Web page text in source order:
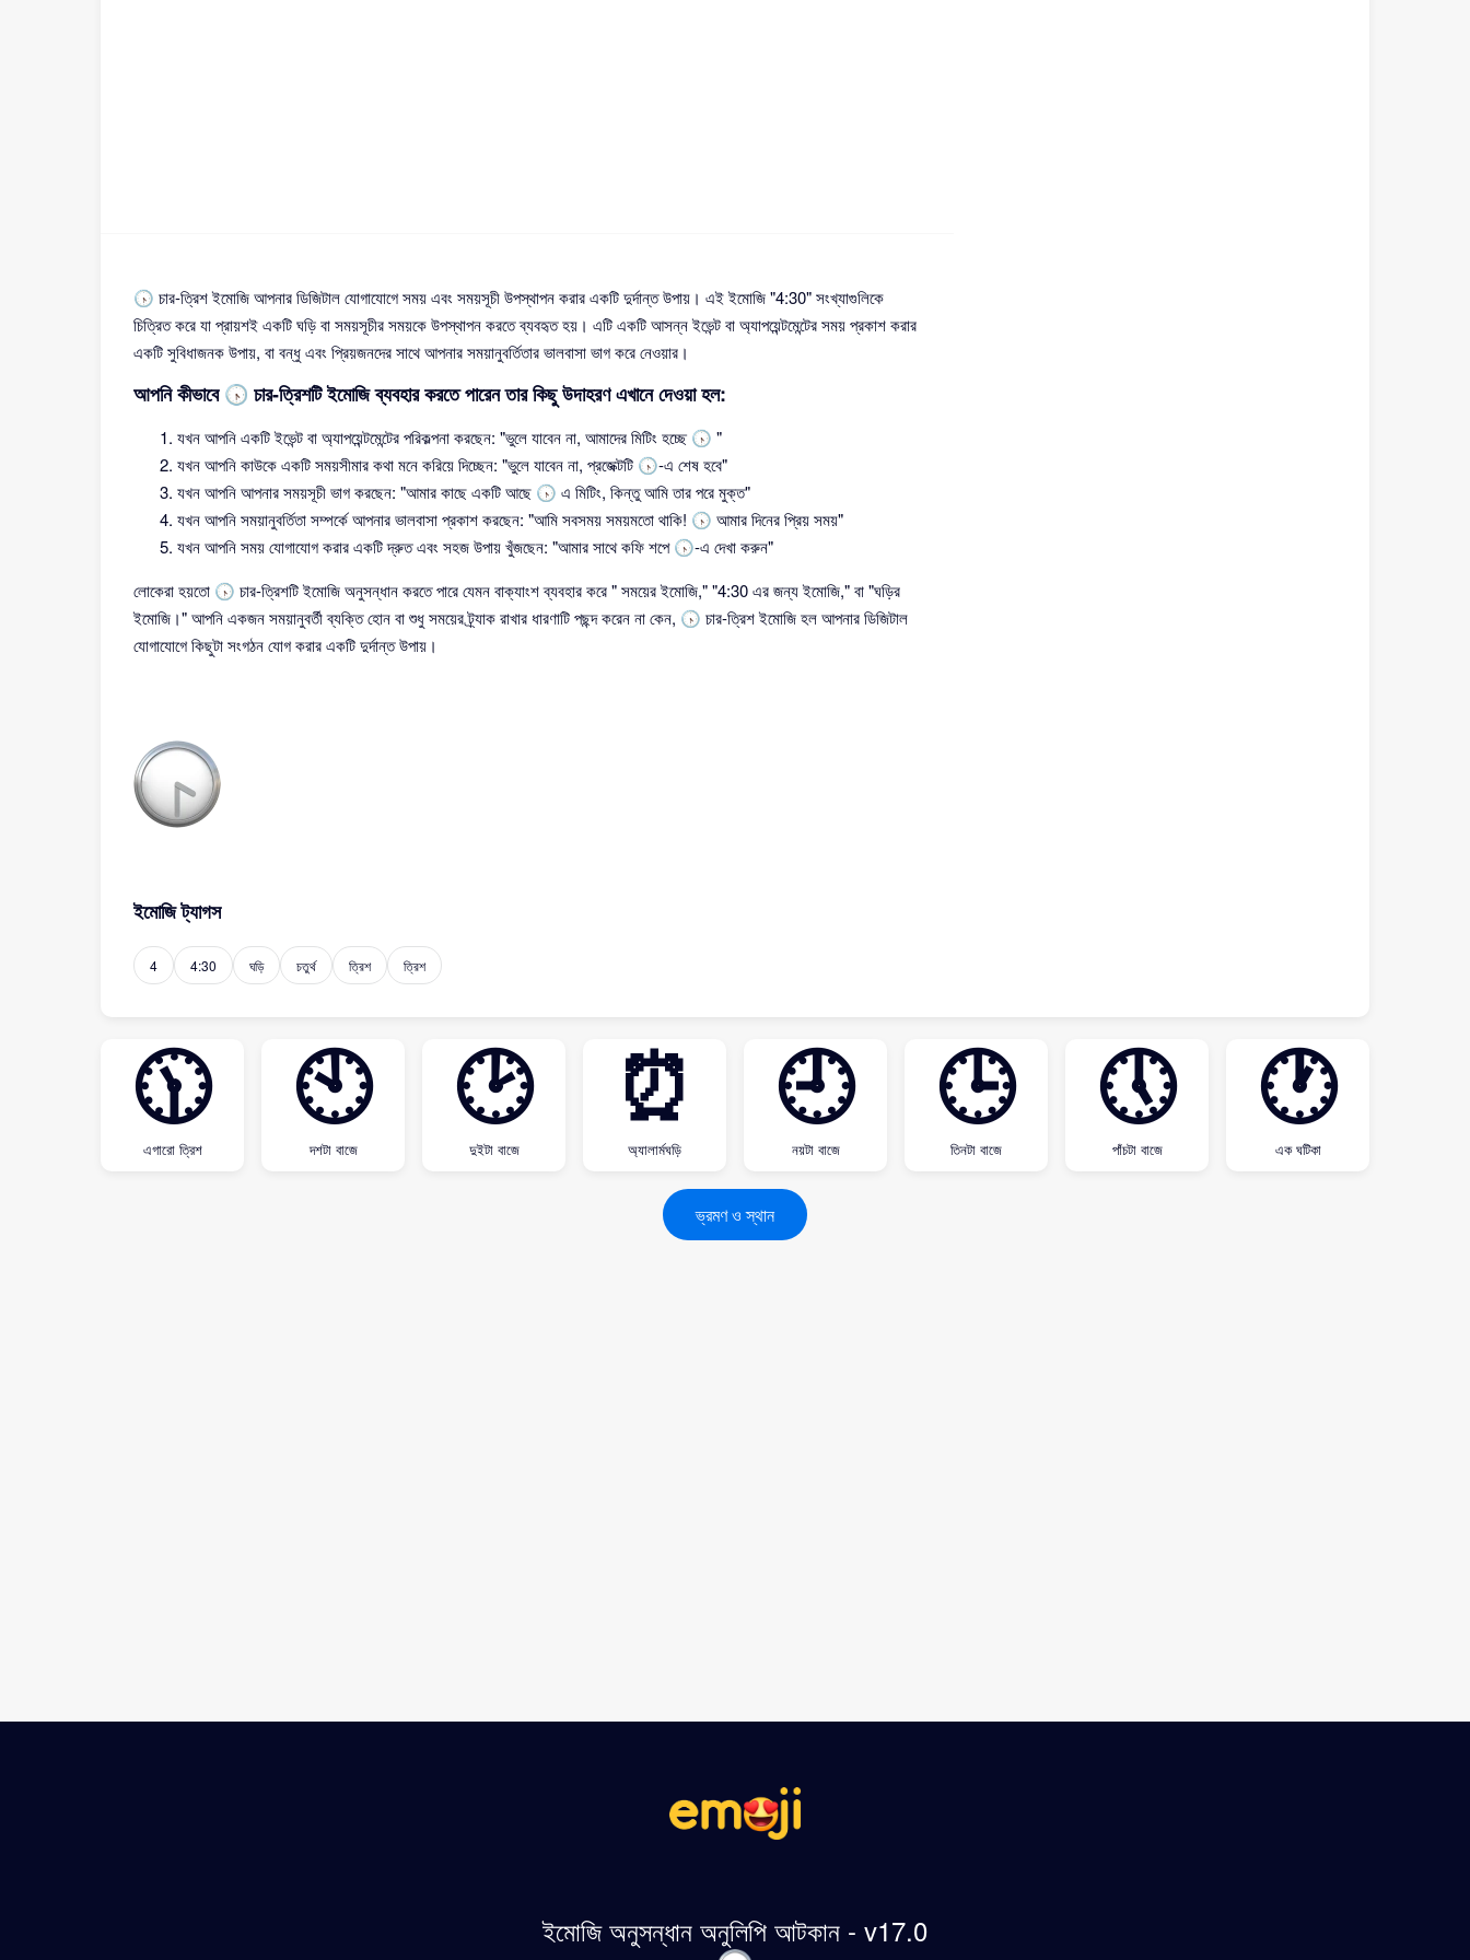
🕟 চার-ত্রিশ ইমোজি আপনার ডিজিটাল যোগাযোগে সময় এবং সময়সূচী উপস্থাপন করার একটি দুর্দান্ত উপায়। এই ইমোজি "4:30" সংখ্যাগুলিকে
চিত্রিত করে যা প্রায়শই একটি ঘড়ি বা সময়সূচীর সময়কে উপস্থাপন করতে ব্যবহৃত হয়। এটি একটি আসন্ন ইভেন্ট বা অ্যাপয়েন্টমেন্টের সময় প্রকাশ করার
একটি সুবিধাজনক উপায়, বা বন্ধু এবং প্রিয়জনদের সাথে আপনার সময়ানুবর্তিতার ভালবাসা ভাগ করে নেওয়ার।
আপনি কীভাবে 🕟 চার-ত্রিশটি ইমোজি ব্যবহার করতে পারেন তার কিছু উদাহরণ এখানে দেওয়া হল:
যখন আপনি একটি ইভেন্ট বা অ্যাপয়েন্টমেন্টের পরিকল্পনা করছেন: "ভুলে যাবেন না, আমাদের মিটিং হচ্ছে 🕟 "
যখন আপনি কাউকে একটি সময়সীমার কথা মনে করিয়ে দিচ্ছেন: "ভুলে যাবেন না, প্রজেক্টটি 🕟-এ শেষ হবে"
যখন আপনি আপনার সময়সূচী ভাগ করছেন: "আমার কাছে একটি আছে 🕟 এ মিটিং, কিন্তু আমি তার পরে মুক্ত"
যখন আপনি সময়ানুবর্তিতা সম্পর্কে আপনার ভালবাসা প্রকাশ করছেন: "আমি সবসময় সময়মতো থাকি! 🕟 আমার দিনের প্রিয় সময়"
যখন আপনি সময় যোগাযোগ করার একটি দ্রুত এবং সহজ উপায় খুঁজছেন: "আমার সাথে কফি শপে 🕟-এ দেখা করুন"
লোকেরা হয়তো 🕟 চার-ত্রিশটি ইমোজি অনুসন্ধান করতে পারে যেমন বাক্যাংশ ব্যবহার করে " সময়ের ইমোজি," "4:30 এর জন্য ইমোজি," বা "ঘড়ির
ইমোজি।" আপনি একজন সময়ানুবর্তী ব্যক্তি হোন বা শুধু সময়ের ট্র্যাক রাখার ধারণাটি পছন্দ করেন না কেন, 🕟 চার-ত্রিশ ইমোজি হল আপনার ডিজিটাল
যোগাযোগে কিছুটা সংগঠন যোগ করার একটি দুর্দান্ত উপায়।
ইমোজি ট্যাগস
4 4:30 ঘড়ি চতুর্থ ত্রিশ ত্রিশ
🕦
এগারো ত্রিশ
🕙
দশটা বাজে
🕑
দুইটা বাজে
⏰
অ্যালার্মঘড়ি
🕘
নয়টা বাজে
🕒
তিনটা বাজে
🕔
পাঁচটা বাজে
🕐
এক ঘটিকা
ভ্রমণ ও স্থান
ইমোজি অনুসন্ধান অনুলিপি আটকান - v17.0